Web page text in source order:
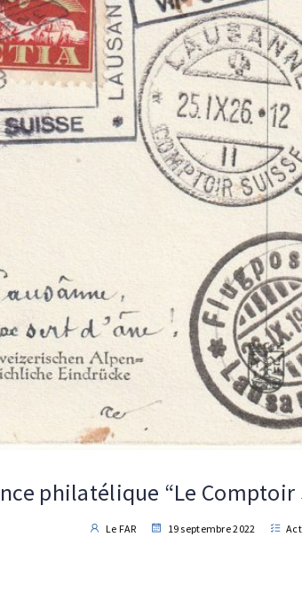
philatélique “Le
Le FAR 19 septembre 2022